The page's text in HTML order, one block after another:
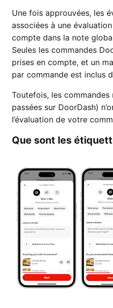
Une fois approuvées, les
associées à une
compte dans la note
Seules les commandes
prises en compte, et un
par commande est inclus
Toutefois, les
passées sur DoorDash)
l’évaluation de votre
Que sont les